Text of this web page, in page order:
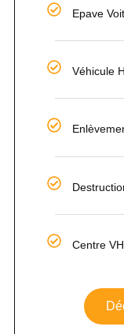
Epave
Véhicule
Centre